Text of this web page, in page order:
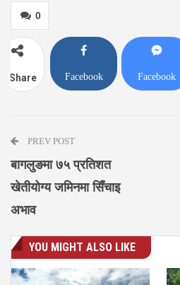
0
Share Facebook Facebook
PREV POST
बागलुङमा ७५ प्रतिशत
खेतीयोग्य जमिनमा सिँचाइ
अभाव
YOU MIGHT ALSO LIKE